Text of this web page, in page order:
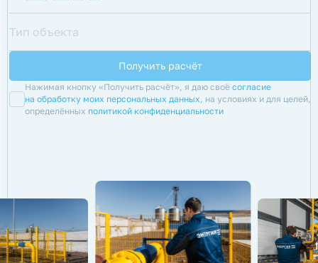
Нажимая кнопку «Получить расчёт», я даю своё согласие
на обработку моих персональных данных, на условиях и для целей,
определённых политикой конфиденциальности